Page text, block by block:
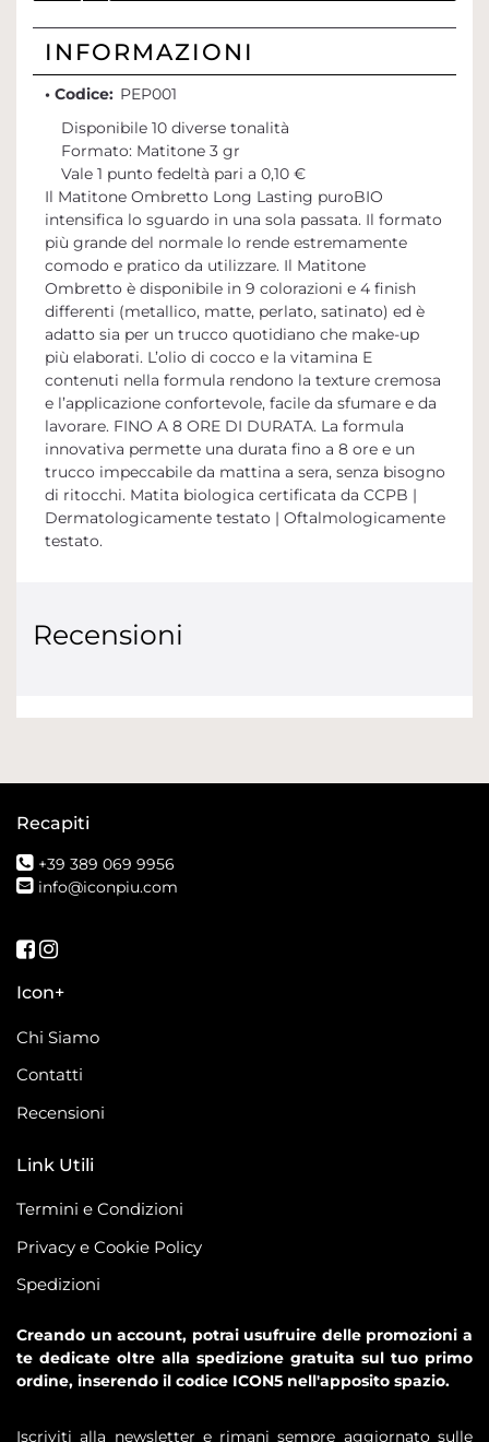
INFORMAZIONI
• Codice: PEP001
Disponibile 10 diverse tonalità
Formato: Matitone 3 gr
Vale 1 punto fedeltà pari a 0,10 €
Il Matitone Ombretto Long Lasting puroBIO
intensifica lo sguardo in una sola passata. Il formato
più grande del normale lo rende estremamente
comodo e pratico da utilizzare. Il Matitone
Ombretto è disponibile in 9 colorazioni e 4 finish
differenti (metallico, matte, perlato, satinato) ed è
adatto sia per un trucco quotidiano che make-up
più elaborati. L’olio di cocco e la vitamina E
contenuti nella formula rendono la texture cremosa
e l’applicazione confortevole, facile da sfumare e da
lavorare. FINO A 8 ORE DI DURATA. La formula
innovativa permette una durata fino a 8 ore e un
trucco impeccabile da mattina a sera, senza bisogno
di ritocchi. Matita biologica certificata da CCPB |
Dermatologicamente testato | Oftalmologicamente
testato.
Recensioni
Recapiti
+39 389 069 9956
info@iconpiu.com
Seguici su Facebook
Seguici su Instagram
Icon+
Chi Siamo
Contatti
Recensioni
Link Utili
Termini e Condizioni
Privacy e Cookie Policy
Spedizioni
Creando un account, potrai usufruire delle promozioni a
te dedicate oltre alla spedizione gratuita sul tuo primo
ordine, inserendo il codice ICON5 nell'apposito spazio.
Iscriviti alla newsletter e rimani sempre aggiornato sulle